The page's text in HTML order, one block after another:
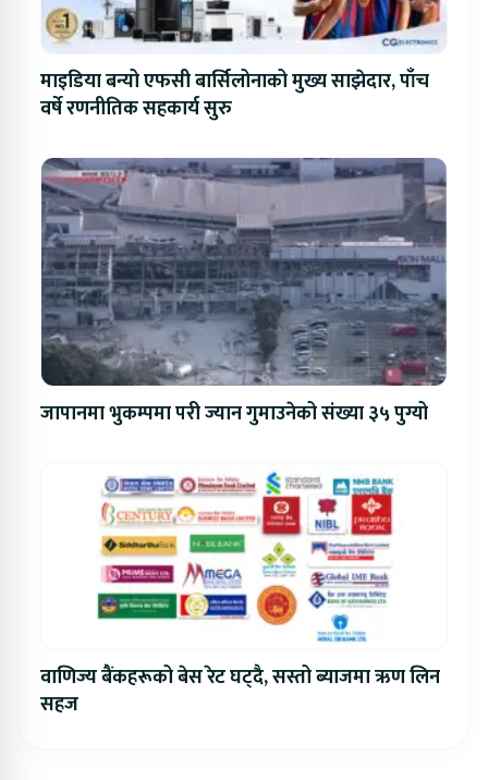
माइडिया बन्यो एफसी बार्सिलोनाको मुख्य साझेदार, पाँच
वर्षे रणनीतिक सहकार्य सुरु
जापानमा भुकम्पमा परी ज्यान गुमाउनेको संख्या ३५ पुग्यो
वाणिज्य बैंकहरूको बेस रेट घट्दै, सस्तो ब्याजमा ऋण लिन
सहज